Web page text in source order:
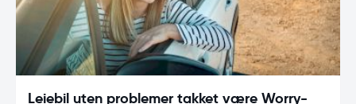
Leiebil uten problemer takket være Worry-